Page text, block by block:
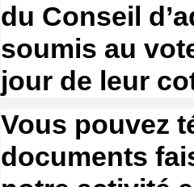
du Conseil
soumis au
jour de leur
Vous pouvez
documents